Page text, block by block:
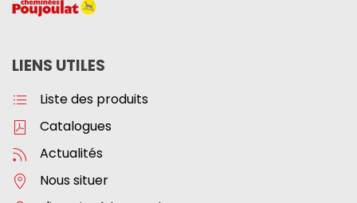
LIENS UTILES
Liste des produits
Catalogues
Actualités
Nous situer